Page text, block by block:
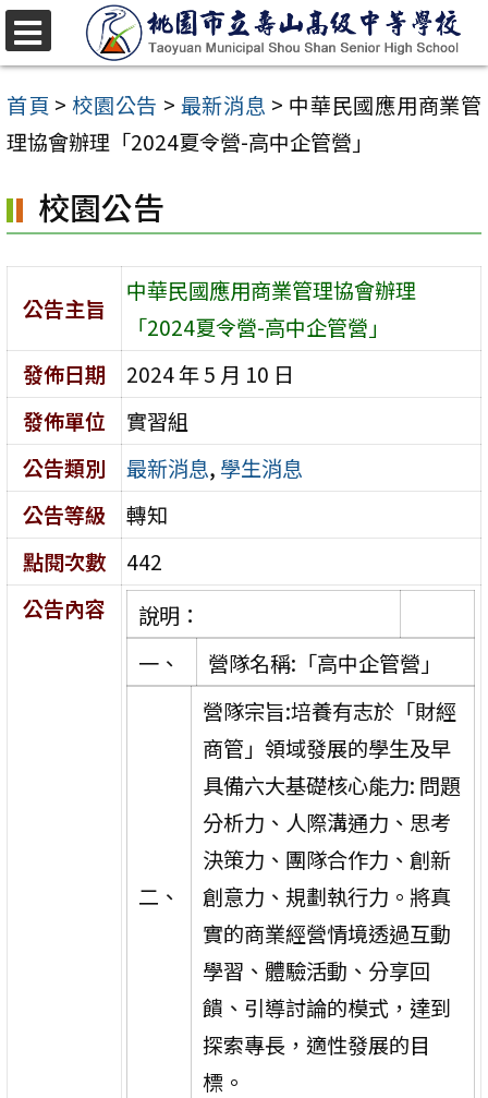
跳
至
主
要
容
區
首頁 > 校園公告 > 最新消息 > 中華民國應用商業管
理協會辦理「2024夏令營-高中企管營」
校園公告
公告主旨
中華民國應用商業管理協會辦理
「2024夏令營-高中企管營」
發佈日期
2024 年 5 月 10 日
發佈單位
實習組
公告類別
最新消息, 學生消息
公告等級
轉知
點閱次數
442
公告內容
說明：
一、
營隊名稱:「高中企管營」
二、
營隊宗旨:培養有志於「財經
商管」領域發展的學生及早
具備六大基礎核心能力: 問題
分析力、人際溝通力、思考
決策力、團隊合作力、創新
創意力、規劃執行力。將真
實的商業經營情境透過互動
學習、體驗活動、分享回
饋、引導討論的模式，達到
探索專長，適性發展的目
標。
選
單